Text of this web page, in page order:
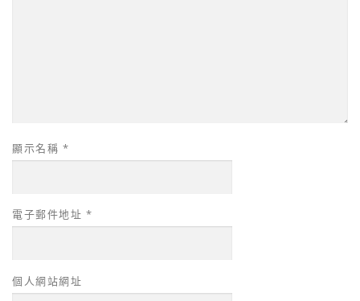
顯示名稱 *
電子郵件地址 *
個人網站網址